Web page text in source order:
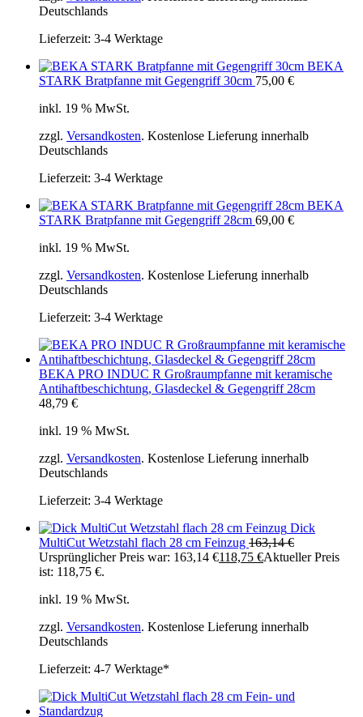
Deutschlands
Lieferzeit: 3-4 Werktage
BEKA
STARK Bratpfanne mit Gegengriff 30cm 75,00 €
inkl. 19 % MwSt.
zzgl. Versandkosten. Kostenlose Lieferung innerhalb
Deutschlands
Lieferzeit: 3-4 Werktage
BEKA
STARK Bratpfanne mit Gegengriff 28cm 69,00 €
inkl. 19 % MwSt.
zzgl. Versandkosten. Kostenlose Lieferung innerhalb
Deutschlands
Lieferzeit: 3-4 Werktage
BEKA PRO INDUC R Großraumpfanne mit keramische
Antihaftbeschichtung, Glasdeckel & Gegengriff 28cm
48,79 €
inkl. 19 % MwSt.
zzgl. Versandkosten. Kostenlose Lieferung innerhalb
Deutschlands
Lieferzeit: 3-4 Werktage
Dick
MultiCut Wetzstahl flach 28 cm Feinzug 163,14€
Ursprünglicher Preis war: 163,14 €118,75 €Aktueller Preis
ist: 118,75 €.
inkl. 19 % MwSt.
zzgl. Versandkosten. Kostenlose Lieferung innerhalb
Deutschlands
Lieferzeit: 4-7 Werktage*